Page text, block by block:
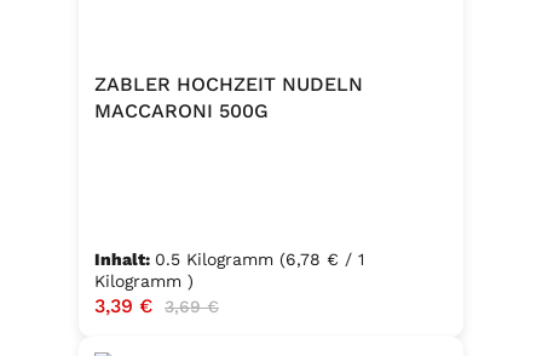
ZABLER HOCHZEIT NUDELN
MACCARONI 500G
Inhalt: 0.5 Kilogramm (6,78 € / 1
Kilogramm )
Verkaufspreis:
3,39 € Regulärer Preis:
3,69 €